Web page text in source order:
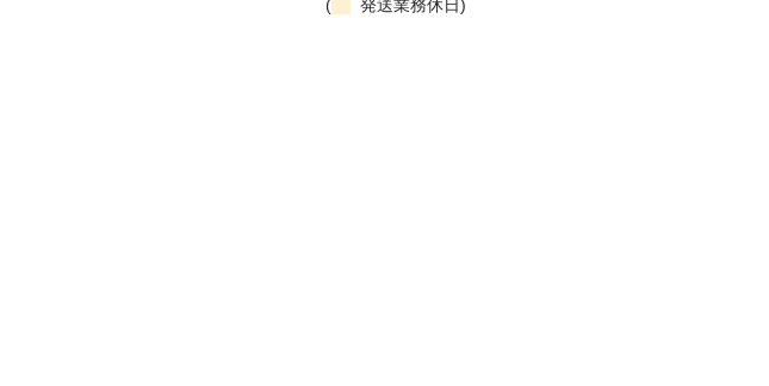
(
発送業務休日)